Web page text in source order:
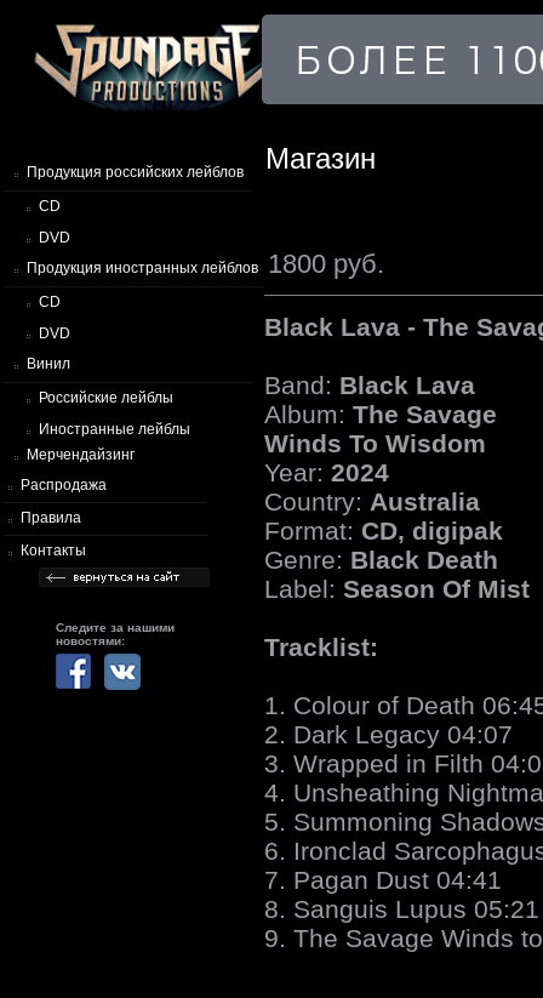
Продукция российских лейблов
CD
DVD
Продукция иностранных лейблов
CD
DVD
Винил
Российские лейблы
Иностранные лейблы
Мерчендайзинг
Распродажа
Правила
Контакты
Следите за нашими
новостями:
Магазин
1800 руб.
Black Lava - The
Band: Black Lava
Album: The Savage
Winds To Wisdom
Year: 2024
Country: Australia
Format: CD, digipak
Genre: Black Death
Label: Season Of Mist
Tracklist:
1. Colour of Death
2. Dark Legacy 04:07
3. Wrapped in Filth
4. Unsheathing
5. Summoning
6. Ironclad
7. Pagan Dust 04:41
8. Sanguis Lupus 05:21
9. The Savage Winds